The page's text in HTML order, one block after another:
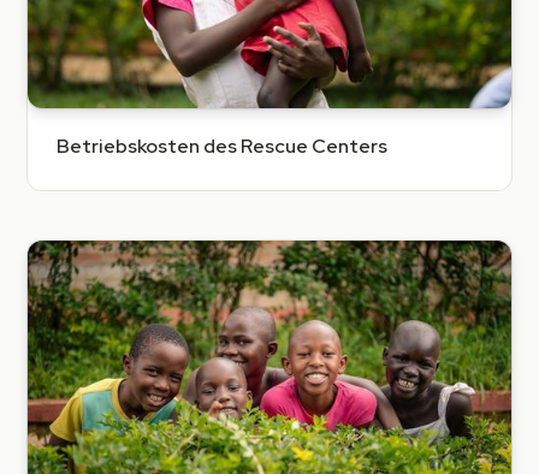
Betriebskosten des Rescue Centers